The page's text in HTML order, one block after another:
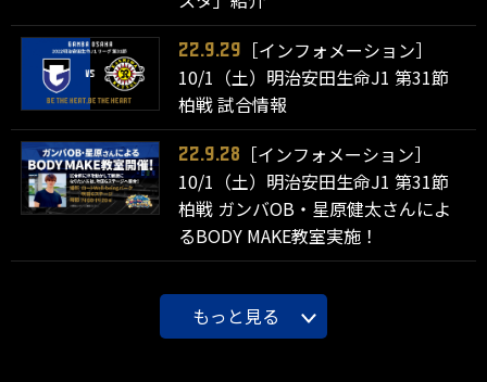
22.9.29
［インフォメーション］
10/1（土）明治安田生命J1 第31節
柏戦 試合情報
22.9.28
［インフォメーション］
10/1（土）明治安田生命J1 第31節
柏戦 ガンバOB・星原健太さんによ
るBODY MAKE教室実施！
もっと見る